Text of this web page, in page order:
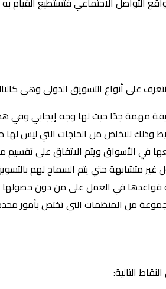
على أنواع التسويق الدولي وهي
مهمة جدًا حيث لها وجه إيجابي وفي
للتخلص من الحاجات التي ليس لها
في الأسواق ويتم الاتفاق على تقسيم
غير متشابهة حتي يتم السماح لهم
قواعدها في العمل على من دون
من المنظمات التي تختص بأمور
التالية: